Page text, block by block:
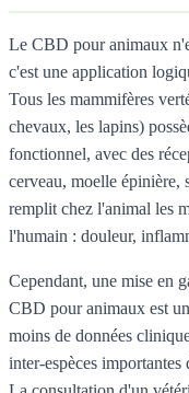
Le CBD pour animaux
c'est une application
Tous les mammifères
chevaux, les lapins)
fonctionnel, avec des
cerveau, moelle épinière,
remplit chez l'animal les
l'humain : douleur,
Cependant, une mise en
CBD pour animaux est
moins de données
inter-espèces importantes